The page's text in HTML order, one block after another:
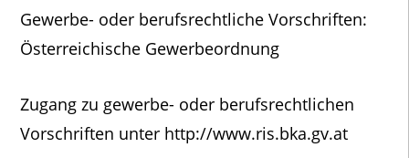
Gewerbe- oder berufsrechtliche Vorschriften:
Österreichische Gewerbeordnung
Zugang zu gewerbe- oder berufsrechtlichen
Vorschriften unter http://www.ris.bka.gv.at